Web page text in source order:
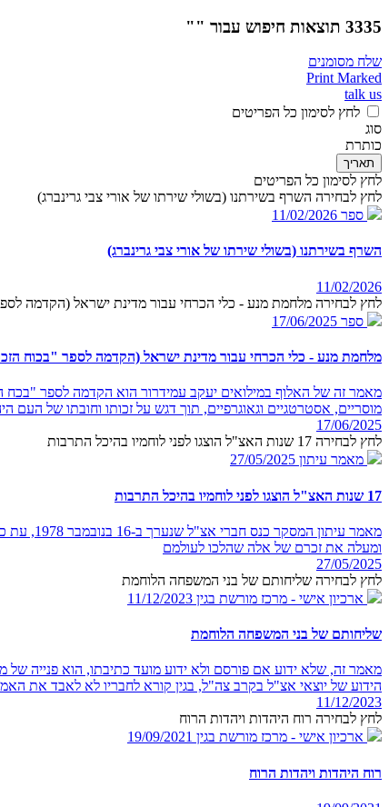
3335 תוצאות חיפוש עבור ""
שלח מסומנים
Print Marked
talk us
לחץ לסימון כל הפריטים
סוג
כותרת
תאריך
לחץ לסימון כל הפריטים
לחץ לבחירה השרף בשירתנו (בשולי שירתו של אורי צבי גרינברג)
ספר 11/02/2026
השרף בשירתנו (בשולי שירתו של אורי צבי גרינברג)
11/02/2026
לחץ לבחירה מלחמת מנע - כלי הכרחי עבור מדינת ישראל (הקדמה
ספר 17/06/2025
מלחמת מנע - כלי הכרחי עבור מדינת ישראל (הקדמה לספר "בכוח
מאמר זה של האלוף במילואים יעקב עמידרור הוא הקדמה לספר "בכח
מוסריים, אסטרטגיים וגאוגרפיים, תוך דגש על זכותו וחובתו של העם
17/06/2025
לחץ לבחירה 17 שנות האצ"ל הוצגו לפני לוחמיו בהיכל התרבות
מאמר עיתון 27/05/2025
17 שנות האצ"ל הוצגו לפני לוחמיו בהיכל התרבות
מאמר
ומעלה את זכרם של אלה שהלכו לעולמם
27/05/2025
לחץ לבחירה שליחותם של בני המשפחה הלוחמת
ארכיון אישי - מרכז מורשת בגין 11/12/2023
שליחותם של בני המשפחה הלוחמת
מאמר זה, שלא ידוע אם פורסם ולא ידוע מועד כתיבתו, הוא פנייה
הידוע של יוצאי אצ"ל בקרב צה"ל, בגין קורא לחבריו לא לאבד את
11/12/2023
לחץ לבחירה רוח היהדות ויהדות הרוח
ארכיון אישי - מרכז מורשת בגין 19/09/2021
רוח היהדות ויהדות הרוח